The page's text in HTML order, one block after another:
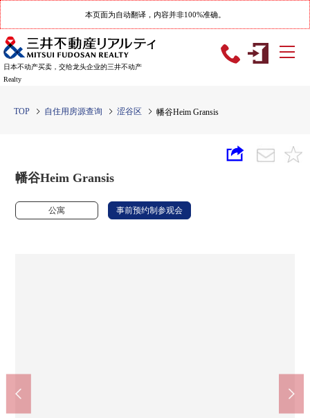
本页面为自动翻译，内容并非100%准确。
日本不动产买卖，交给龙头企业的三井不动产
Realty
TOP 自住用房源查询 涩谷区 幡谷Heim Gransis
幡谷Heim Gransis
公寓 事前预约制参观会